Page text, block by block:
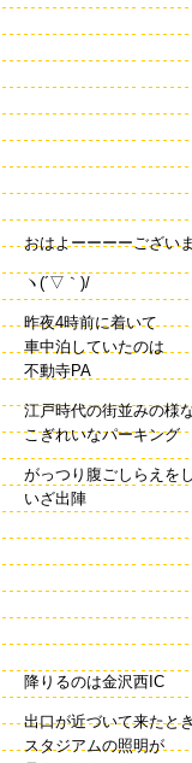
おはよーーーーござい
ヽ(´▽｀)/
昨夜4時前に着いて
車中泊していたのは
不動寺PA
江戸時代の街並みの様
こぎれいなパーキング
がっつり腹ごしらえを
いざ出陣
降りるのは金沢西IC
出口が近づいて来たと
スタジアムの照明が